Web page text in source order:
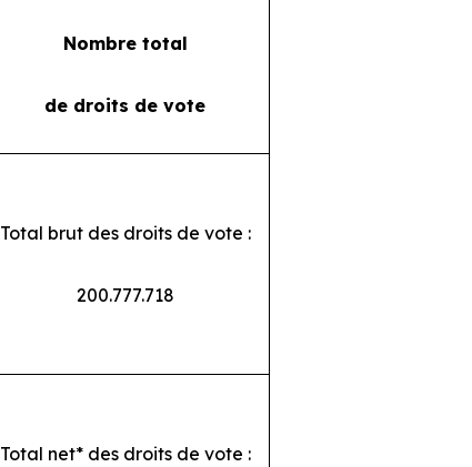
Nombre total
de droits de vote
Total brut des droits de vote :
200.777.718
Total net* des droits de vote :